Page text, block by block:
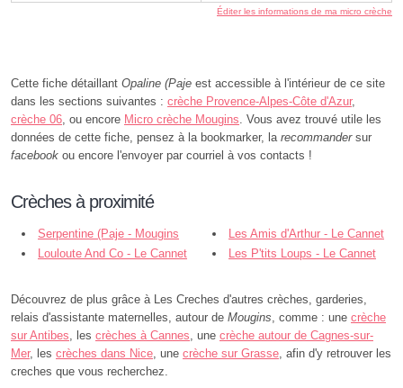
Éditer les informations de ma micro crèche
Cette fiche détaillant Opaline (Paje est accessible à l'intérieur de ce site
dans les sections suivantes : crèche Provence-Alpes-Côte d'Azur,
crèche 06 , ou encore Micro crèche Mougins . Vous avez trouvé utile les
données de cette fiche, pensez à la bookmarker, la recommandersur
facebook ou encore l'envoyer par courriel à vos contacts !
Crèches à proximité
Serpentine (Paje - Mougins
Les Amis d'Arthur - Le Cannet
Louloute And Co - Le Cannet
Les P'tits Loups - Le Cannet
Découvrez de plus grâce à Les Creches d'autres crèches, garderies,
relais d'assistante maternelles, autour de Mougins , comme : une crèche
sur Antibes , les crèches à Cannes , une crèche autour de Cagnes-sur-
Mer, les crèches dans Nice , une crèche sur Grasse , afin d'y retrouver les
creches que vous recherchez.